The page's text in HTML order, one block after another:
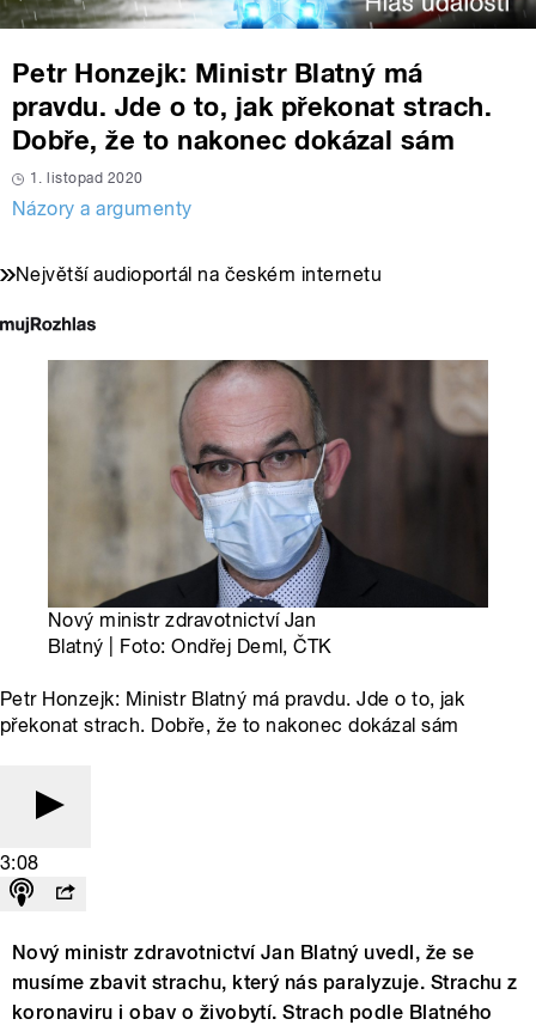
Petr Honzejk: Ministr Blatný má
pravdu. Jde o to, jak překonat strach.
Dobře, že to nakonec dokázal sám
1. listopad 2020
Názory a argumenty
Největší audioportál na českém internetu
Nový ministr zdravotnictví Jan
Blatný | Foto: Ondřej Deml, ČTK
Petr Honzejk: Ministr Blatný má pravdu. Jde o to, jak
překonat strach. Dobře, že to nakonec dokázal sám
3:08
Nový ministr zdravotnictví Jan Blatný uvedl, že se
musíme zbavit strachu, který nás paralyzuje. Strachu z
koronaviru i obav o živobytí. Strach podle Blatného